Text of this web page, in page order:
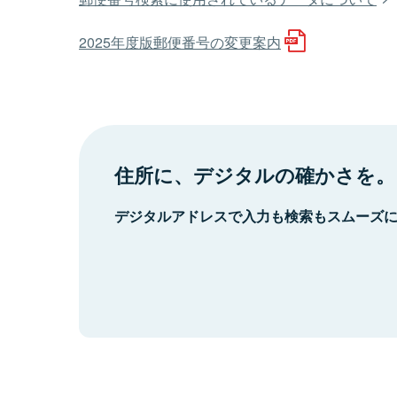
2025年度版郵便番号の変更案内
住所に、デジタルの確かさを。
デジタルアドレスで入力も検索もスムーズ